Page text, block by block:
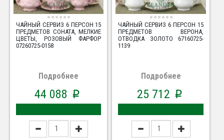
ЧАЙНЫЙ СЕРВИЗ 6 ПЕРСОН 15
ПРЕДМЕТОВ СОНАТА, МЕЛКИЕ
ЦВЕТЫ, РОЗОВЫЙ ФАРФОР
07260725-0158
Подробнее
44 088 p
ЧАЙНЫЙ СЕРВИЗ 6 ПЕРСОН 15
ПРЕДМЕТОВ ВЕРОНА,
ОТВОДКА ЗОЛОТО 67160725-
1139
Подробнее
25 712 p